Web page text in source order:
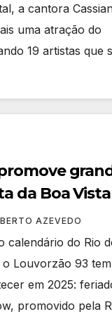
a cantora
uma atração do
19 artistas que
da Boa
novembro
AZEVEDO
calendário do Rio
Louvorzão 93
em 2025:
promovido pela